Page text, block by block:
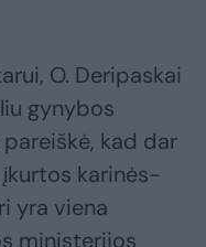
O. Deripaskai
gynybos
kad dar
karinės-
yra viena
ministerijos